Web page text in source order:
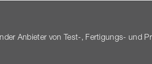
Anbieter von Test-, Fertigungs- und